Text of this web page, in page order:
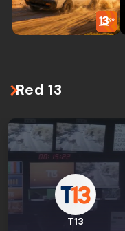
Red 13
T13